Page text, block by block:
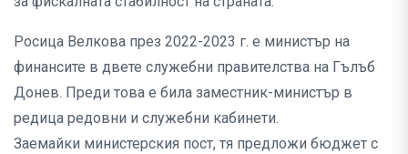
Росица Велкова през 2022-2023 г. е министър на
финансите в двете служебни правителства на Гълъб
Донев. Преди това е била заместник-министър в
редица редовни и служебни кабинети.
Заемайки министерския пост, тя предложи бюджет с